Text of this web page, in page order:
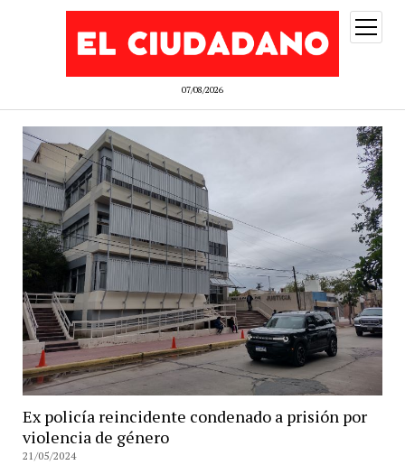
07/08/2026
abrir
menú
Ex policía reincidente condenado a prisión por
violencia de género
21/05/2024